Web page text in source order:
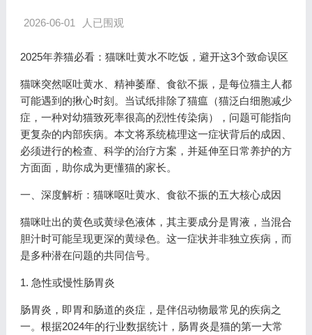
2026-06-01 人已围观
2025年养猫必看：猫咪吐黄水不吃饭，避开这3个致命误区
猫咪突然呕吐黄水、精神萎靡、食欲不振，是每位猫主人都
可能遇到的揪心时刻。当试纸排除了猫瘟（猫泛白细胞减少
症，一种对幼猫致死率很高的烈性传染病），问题可能指向
更复杂的内部疾病。本文将系统梳理这一症状背后的成因、
必须进行的检查、科学的治疗方案，并延伸至日常养护的方
方面面，助你成为更懂猫的家长。
一、深度解析：猫咪呕吐黄水、食欲不振的五大核心成因
猫咪吐出的黄色或黄绿色液体，其主要成分是胃液，当混合
胆汁时可能呈现更深的黄绿色。这一症状并非独立疾病，而
是多种潜在问题的共同信号。
1. 急性或慢性肠胃炎
肠胃炎，即胃和肠道的炎症，是伴侣动物最常见的疾病之
一。根据2024年的行业数据统计，肠胃炎是猫的第一大常